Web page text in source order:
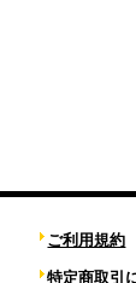
ご利用規約
特定商取引